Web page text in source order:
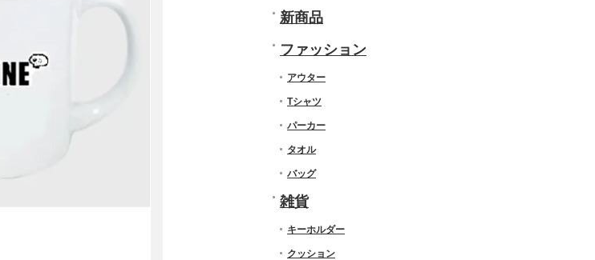
新商品
ファッション
アウター
Tシャツ
パーカー
タオル
バッグ
雑貨
キーホルダー
クッション